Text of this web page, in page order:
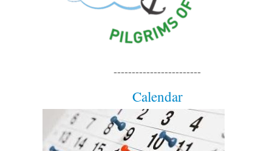
------------------------
Calendar